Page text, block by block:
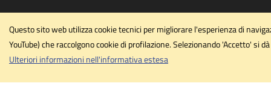
Questo sito web utilizza cookie tecnici per migliorare l'esperienza di
YouTube) che raccolgono cookie di profilazione. Selezionando 'Accetto'
Ulteriori informazioni nell'informativa estesa